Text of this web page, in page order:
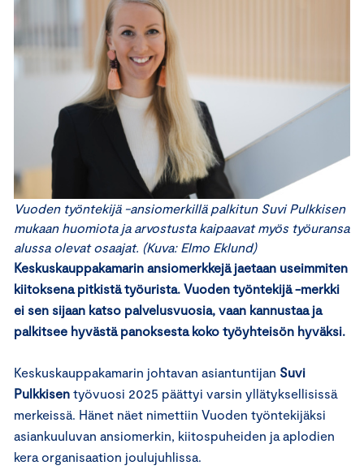
Vuoden työntekijä -ansiomerkillä palkitun Suvi Pulkkisen
mukaan huomiota ja arvostusta kaipaavat myös työuransa
alussa olevat osaajat. (Kuva: Elmo Eklund)
Keskuskauppakamarin ansiomerkkejä jaetaan useimmiten
kiitoksena pitkistä työurista. Vuoden työntekijä -merkki
ei sen sijaan katso palvelusvuosia, vaan kannustaa ja
palkitsee hyvästä panoksesta koko työyhteisön hyväksi.
Keskuskauppakamarin johtavan asiantuntijan Suvi
Pulkkisen työvuosi 2025 päättyi varsin yllätyksellisissä
merkeissä. Hänet näet nimettiin Vuoden työntekijäksi
asiankuuluvan ansiomerkin, kiitospuheiden ja aplodien
kera organisaation joulujuhlissa.